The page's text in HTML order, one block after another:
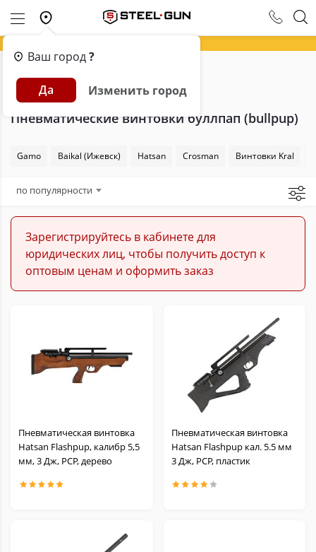
Ваш город?
Да Изменить город
Главная Каталог
Пневматические винтовки
Буллпап
Пневматические винтовки буллпап (bullpup)
Gamo Baikal (Ижевск) Hatsan Сrosman Винтовки Kral
по популярности
Зарегистрируйтесь в кабинете для
юридических лиц, чтобы получить доступ к
оптовым ценам и оформить заказ
Пневматическая винтовка
Hatsan Flashpup, калибр 5,5
мм, 3 Дж, PCP, дерево
Пневматическая винтовка
Hatsan Flashpup кал. 5.5 мм
3 Дж, PCP, пластик